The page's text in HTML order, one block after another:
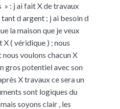
» : j ai fait X de travaux
d argent ; j ai besoin d
la maison que je veux
( véridique ) ; nous
voulons chacun X
gros potentiel avec son
X travaux ce sera un
sont logiques du
soyons clair , les